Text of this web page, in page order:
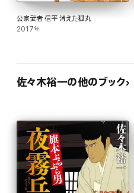
公家武者 信平 消えた狐丸
2017年
佐々木裕一の他のブック